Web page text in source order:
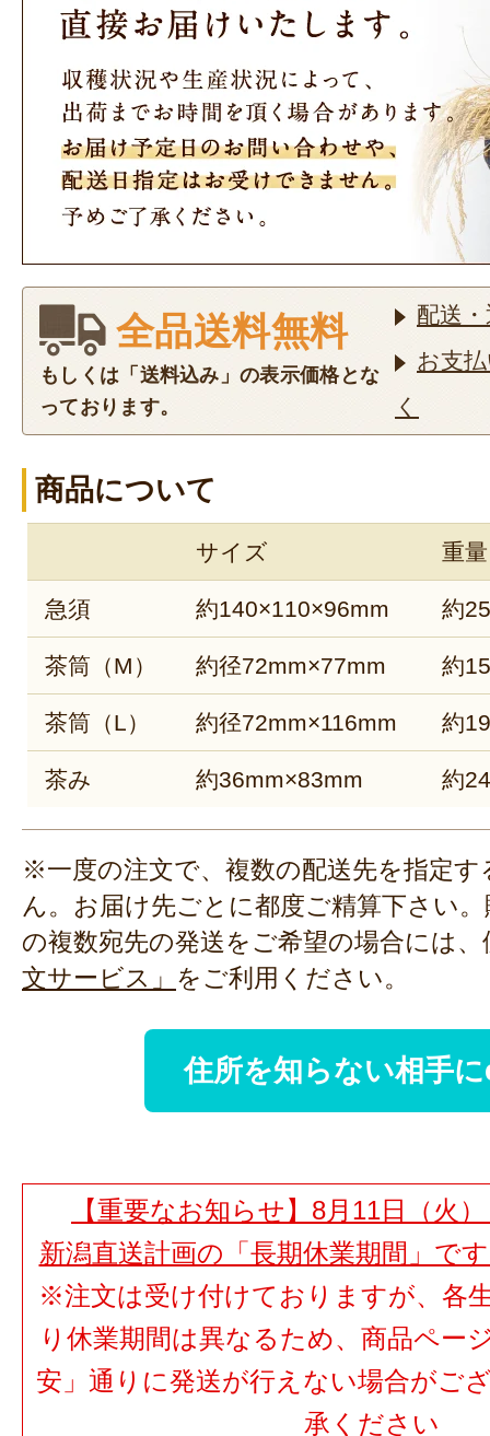
全品送料無料
もしくは「送料込み」の表示価格とな
っております。
配送
お支
く
商品について
サイズ 重量
急須 約140×110×96mm 約
茶筒（M） 約径72mm×77mm 約
茶筒（L） 約径72mm×116mm 約
茶み 約36mm×83mm 約
※一度の注文で、複数の配送先を指定
ん。お届け先ごとに都度ご精算下さい
の複数宛先の発送をご希望の場合には、
文サービス」 をご利用ください。
住所を知らない相手
【重要なお知らせ】8月11日（火
新潟直送計画の「長期休業期間」で
※注文は受け付けておりますが、各
り休業期間は異なるため、商品ペー
安」通りに発送が行えない場合がご
承ください